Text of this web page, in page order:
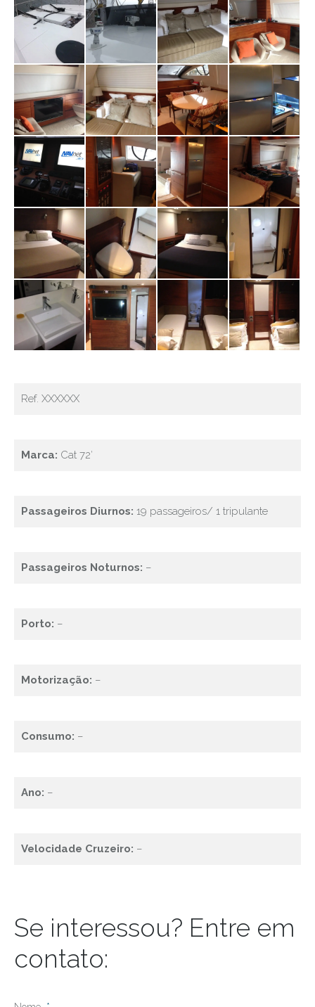
Ref. XXXXXX
Marca: Cat 72′
Passageiros Diurnos: 19 passageiros/ 1 tripulante
Passageiros Noturnos: –
Porto: –
Motorização: –
Consumo: –
Ano: –
Velocidade Cruzeiro: –
Se interessou? Entre em
contato: